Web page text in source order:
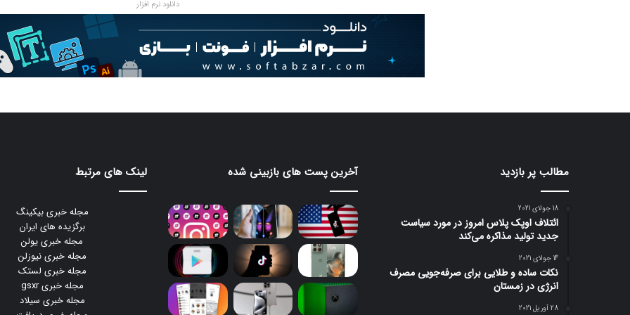
دانلود نرم افزار
مطالب پر بازدید
18 جولای 2021
ائتلاف اوپک پلاس امروز در مورد سیاست
جدید تولید مذاکره می‌کند
14 جولای 2021
نکات ساده و طلایی برای صرفه‌جویی مصرف
انرژی در زمستان
28 آوریل 2021
آخرین پست های بازبینی شده لینک های مرتبط
مجله خبری بیکینگ
برگزیده های ایران
مجله خبری یولن
مجله خبری نیوزلن
مجله خبری لستک
مجله خبری gsxr
مجله خبری سیلاد